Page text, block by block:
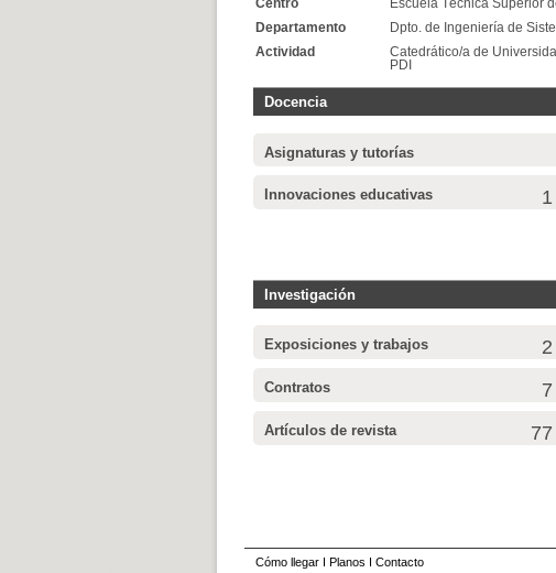
Centro
Escuela Técnica Superior
Departamento
Dpto. de Ingeniería de
Actividad
Catedrático/a de
PDI
Docencia
Asignaturas y tutorías
Innovaciones educativas 1
Investigación
Exposiciones y trabajos 2
Contratos 7
Artículos de revista 77
Cómo llegar I Planos I Contacto